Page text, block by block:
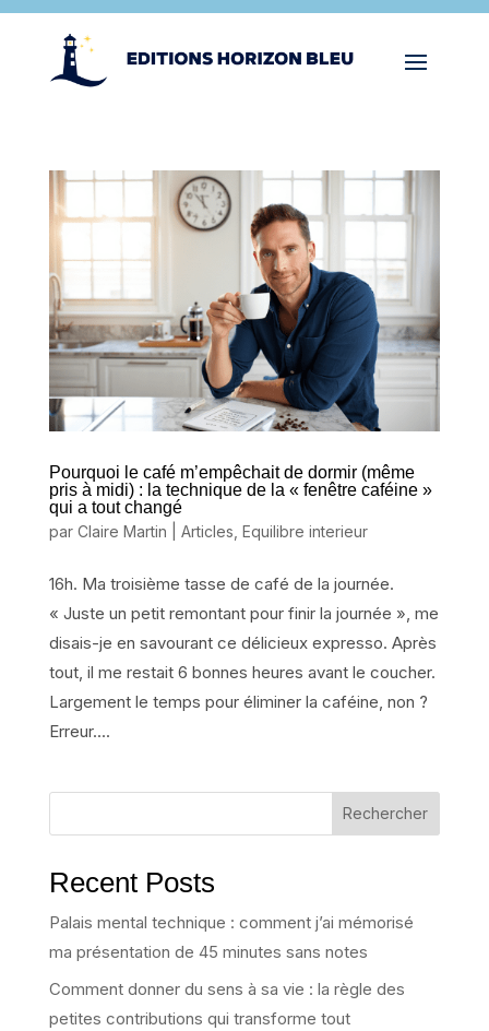
Pourquoi le café m’empêchait de dormir (même
pris à midi) : la technique de la « fenêtre caféine »
qui a tout changé
par Claire Martin Articles Equilibre interieur
16h. Ma troisième tasse de café de la journée.
« Juste un petit remontant pour finir la journée », me
disais-je en savourant ce délicieux expresso. Après
tout, il me restait 6 bonnes heures avant le coucher.
Largement le temps pour éliminer la caféine, non ?
Erreur....
Rechercher
Recent Posts
Palais mental technique : comment j’ai mémorisé
ma présentation de 45 minutes sans notes
Comment donner du sens à sa vie : la règle des
petites contributions qui transforme tout